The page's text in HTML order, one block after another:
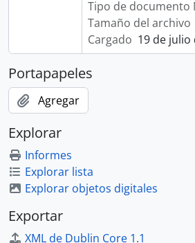
Tipo de documento
Tamaño del archivo
Cargado 19 de julio
Portapapeles
Agregar
Explorar
Informes
Explorar lista
Explorar objetos digitales
Exportar
XML de Dublin Core 1.1